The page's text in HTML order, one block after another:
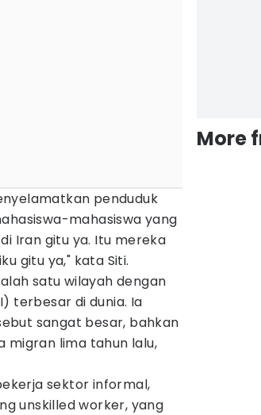
penduduk
mahasiswa yang
Iran gitu ya. Itu mereka
gitu ya," kata Siti.
satu wilayah dengan
terbesar di dunia. Ia
sangat besar, bahkan
migran lima tahun lalu,
sektor informal,
unskilled worker, yang
More